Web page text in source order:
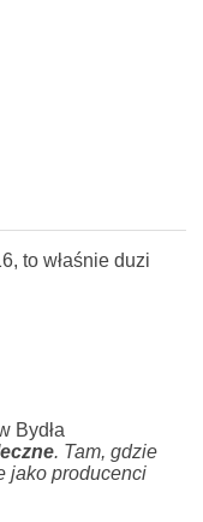
to właśnie duzi
Bydła
. Tam, gdzie
jako producenci